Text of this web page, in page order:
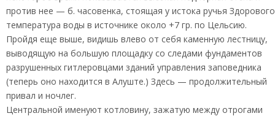
против нее — б. часовенка, стоящая у истока ручья
температура воды в источнике около +7 гр. по Цельсию.
Пройдя еще выше, видишь влево от себя каменную лестницу,
выводящую на большую площадку со следами фундаментов
разрушенных гитлеровцами зданий управления заповедника
(теперь оно находится в Алуште.) Здесь — продолжительный
привал и ночлег.
Центральной именуют котловину, зажатую между отрогами